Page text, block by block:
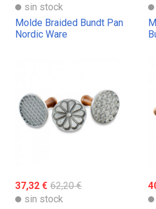
sin stock
Molde Braided Bundt Pan
Nordic Ware
37,32 € 62,20 €
sin stock